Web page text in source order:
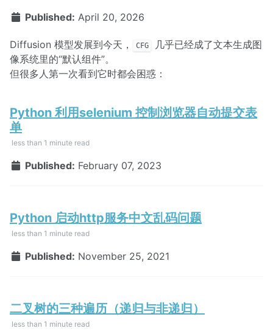
Published: April 20, 2026
Diffusion 模型发展到今天， CFG
几乎已经成了文本生成图
像系统里的“默认组件”。
但很多人第一次看到它时都会困惑：
Python 利用selenium 控制浏览器自动提交表
单
less than 1 minute read
Published: February 07, 2023
Python 启动http服务中文乱码问题
less than 1 minute read
Published: November 25, 2021
二叉树的三种遍历（递归与非递归）
less than 1 minute read